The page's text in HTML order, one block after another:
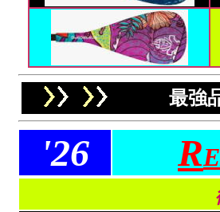
最強
'26 R